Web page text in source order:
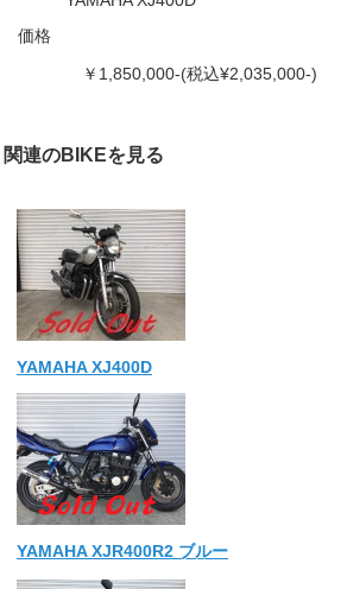
価格
￥1,850,000-(税込¥2,035,000-)
関連のBIKEを見る
YAMAHA XJ400D
YAMAHA XJR400R2 ブルー